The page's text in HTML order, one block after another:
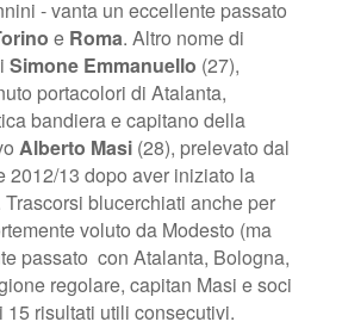
- vanta un eccellente passato
e Roma. Altro nome di
Simone Emmanuello (27),
portacolori di Atalanta,
bandiera e capitano della
Alberto Masi (28), prelevato dal
13 dopo aver iniziato la
blucerchiati anche per
voluto da Modesto (ma
passato con Atalanta, Bologna,
regolare, capitan Masi e soci
risultati utili consecutivi.